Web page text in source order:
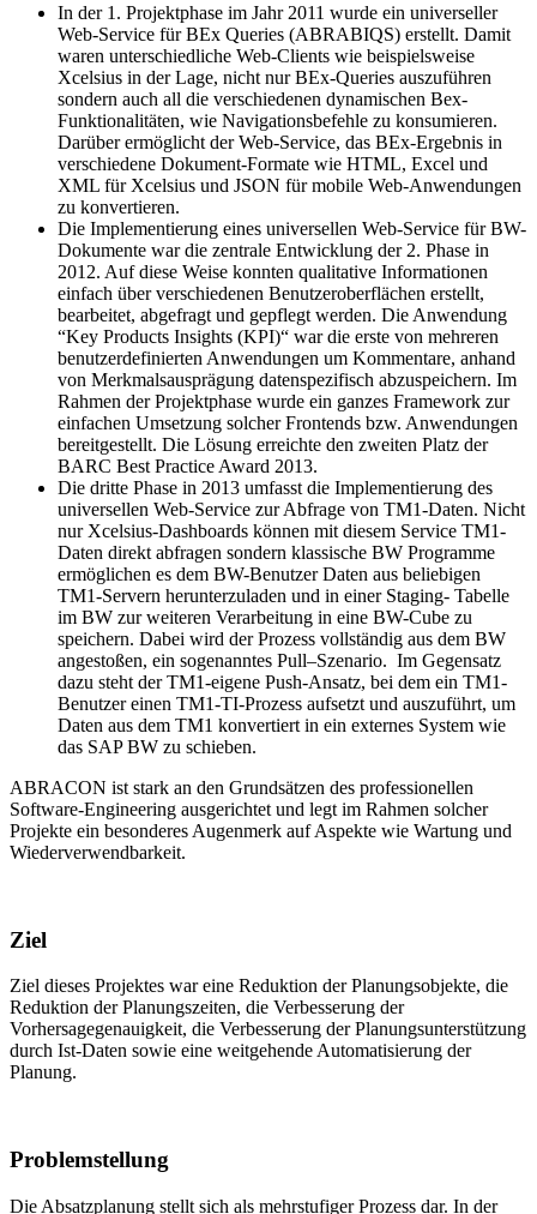
In der 1. Projektphase im Jahr 2011 wurde ein universeller
Web-Service für BEx Queries (ABRABIQS) erstellt. Damit
waren unterschiedliche Web-Clients wie beispielsweise
Xcelsius in der Lage, nicht nur BEx-Queries auszuführen
sondern auch all die verschiedenen dynamischen Bex-
Funktionalitäten, wie Navigationsbefehle zu konsumieren.
Darüber ermöglicht der Web-Service, das BEx-Ergebnis in
verschiedene Dokument-Formate wie HTML, Excel und
XML für Xcelsius und JSON für mobile Web-Anwendungen
zu konvertieren.
Die Implementierung eines universellen Web-Service für BW-
Dokumente war die zentrale Entwicklung der 2. Phase in
2012. Auf diese Weise konnten qualitative Informationen
einfach über verschiedenen Benutzeroberflächen erstellt,
bearbeitet, abgefragt und gepflegt werden. Die Anwendung
“Key Products Insights (KPI)“ war die erste von mehreren
benutzerdefinierten Anwendungen um Kommentare, anhand
von Merkmalsausprägung datenspezifisch abzuspeichern. Im
Rahmen der Projektphase wurde ein ganzes Framework zur
einfachen Umsetzung solcher Frontends bzw. Anwendungen
bereitgestellt. Die Lösung erreichte den zweiten Platz der
BARC Best Practice Award 2013.
Die dritte Phase in 2013 umfasst die Implementierung des
universellen Web-Service zur Abfrage von TM1-Daten. Nicht
nur Xcelsius-Dashboards können mit diesem Service TM1-
Daten direkt abfragen sondern klassische BW Programme
ermöglichen es dem BW-Benutzer Daten aus beliebigen
TM1-Servern herunterzuladen und in einer Staging- Tabelle
im BW zur weiteren Verarbeitung in eine BW-Cube zu
speichern. Dabei wird der Prozess vollständig aus dem BW
angestoßen, ein sogenanntes Pull–Szenario. Im Gegensatz
dazu steht der TM1-eigene Push-Ansatz, bei dem ein TM1-
Benutzer einen TM1-TI-Prozess aufsetzt und auszuführt, um
Daten aus dem TM1 konvertiert in ein externes System wie
das SAP BW zu schieben.
ABRACON ist stark an den Grundsätzen des professionellen
Software-Engineering ausgerichtet und legt im Rahmen solcher
Projekte ein besonderes Augenmerk auf Aspekte wie Wartung und
Wiederverwendbarkeit.
Ziel
Ziel dieses Projektes war eine Reduktion der Planungsobjekte, die
Reduktion der Planungszeiten, die Verbesserung der
Vorhersagegenauigkeit, die Verbesserung der Planungsunterstützung
durch Ist-Daten sowie eine weitgehende Automatisierung der
Planung.
Problemstellung
Die Absatzplanung stellt sich als mehrstufiger Prozess dar. In der